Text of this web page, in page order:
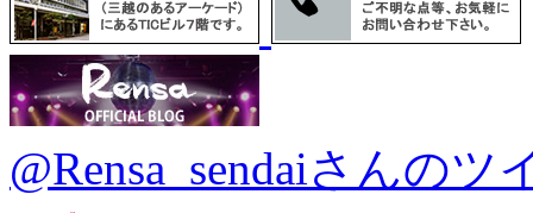
@Rensa_sendaiさんのツ